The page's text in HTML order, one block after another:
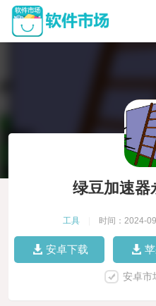
绿豆加速器
工具 时间：2024-
安卓下载
安卓市